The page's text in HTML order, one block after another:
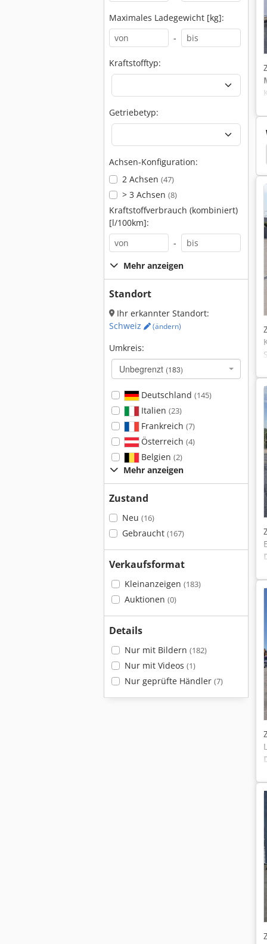
Maximales Ladegewicht [kg]:
-
Kraftstofftyp:
Getriebetyp:
Achsen-Konfiguration:
2 Achsen (47)
> 3 Achsen (8)
Kraftstoffverbrauch (kombiniert)
[l/100km]:
-
Mehr anzeigen
Standort
Ihr erkannter Standort:
Schweiz
(ändern)
Umkreis:
Unbegrenzt (183)
Deutschland (145)
Italien (23)
Frankreich (7)
Österreich (4)
Belgien (2)
Mehr anzeigen
Zustand
Neu (16)
Gebraucht (167)
Verkaufsformat
Kleinanzeigen (183)
Auktionen (0)
Details
Nur mit Bildern (182)
Nur mit Videos (1)
Nur geprüfte Händler (7)